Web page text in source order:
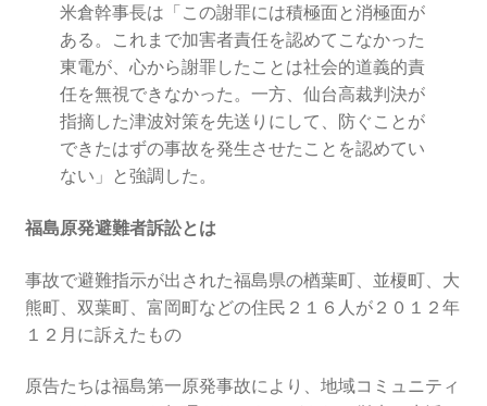
2023.1.19 東電旧経営陣、二審も無罪 民事裁判で認
めた「長期評価」を否定
原子力規制委員会「原発60年超運転」正式決定見送
り
りからわずか5日で、多数決決定
「原発６０年超へ」閣議決定
書籍
米倉幹事長は「この謝罪には積極面と消極面が
ある。これまで加害者責任を認めてこなかった
東電が、心から謝罪したことは社会的道義的責
任を無視できなかった。一方、仙台高裁判決が
指摘した津波対策を先送りにして、防ぐことが
できたはずの事故を発生させたことを認めてい
ない」と強調した。
福島原発避難者訴訟とは
事故で避難指示が出された福島県の楢葉町、並榎町、大
熊町、双葉町、富岡町などの住民２１６人が２０１２年
１２月に訴えたもの
原告たちは福島第一原発事故により、地域コミュニティ